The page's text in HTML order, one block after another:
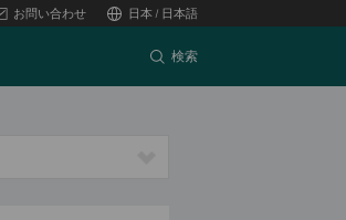
お問い合わせ 日本 / 日本語
検索